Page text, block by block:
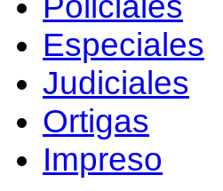
Especiales
Judiciales
Ortigas
Impreso